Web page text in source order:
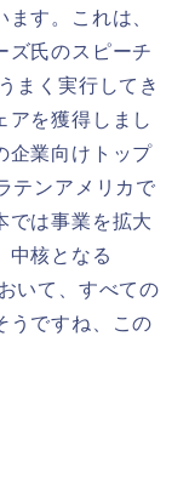
す。これは、
ズ氏のスピーチ
まく実行してき
アを獲得しまし
企業向けトップ
テンアメリカで
では事業を拡大
中核となる
いて、すべての
うですね、この